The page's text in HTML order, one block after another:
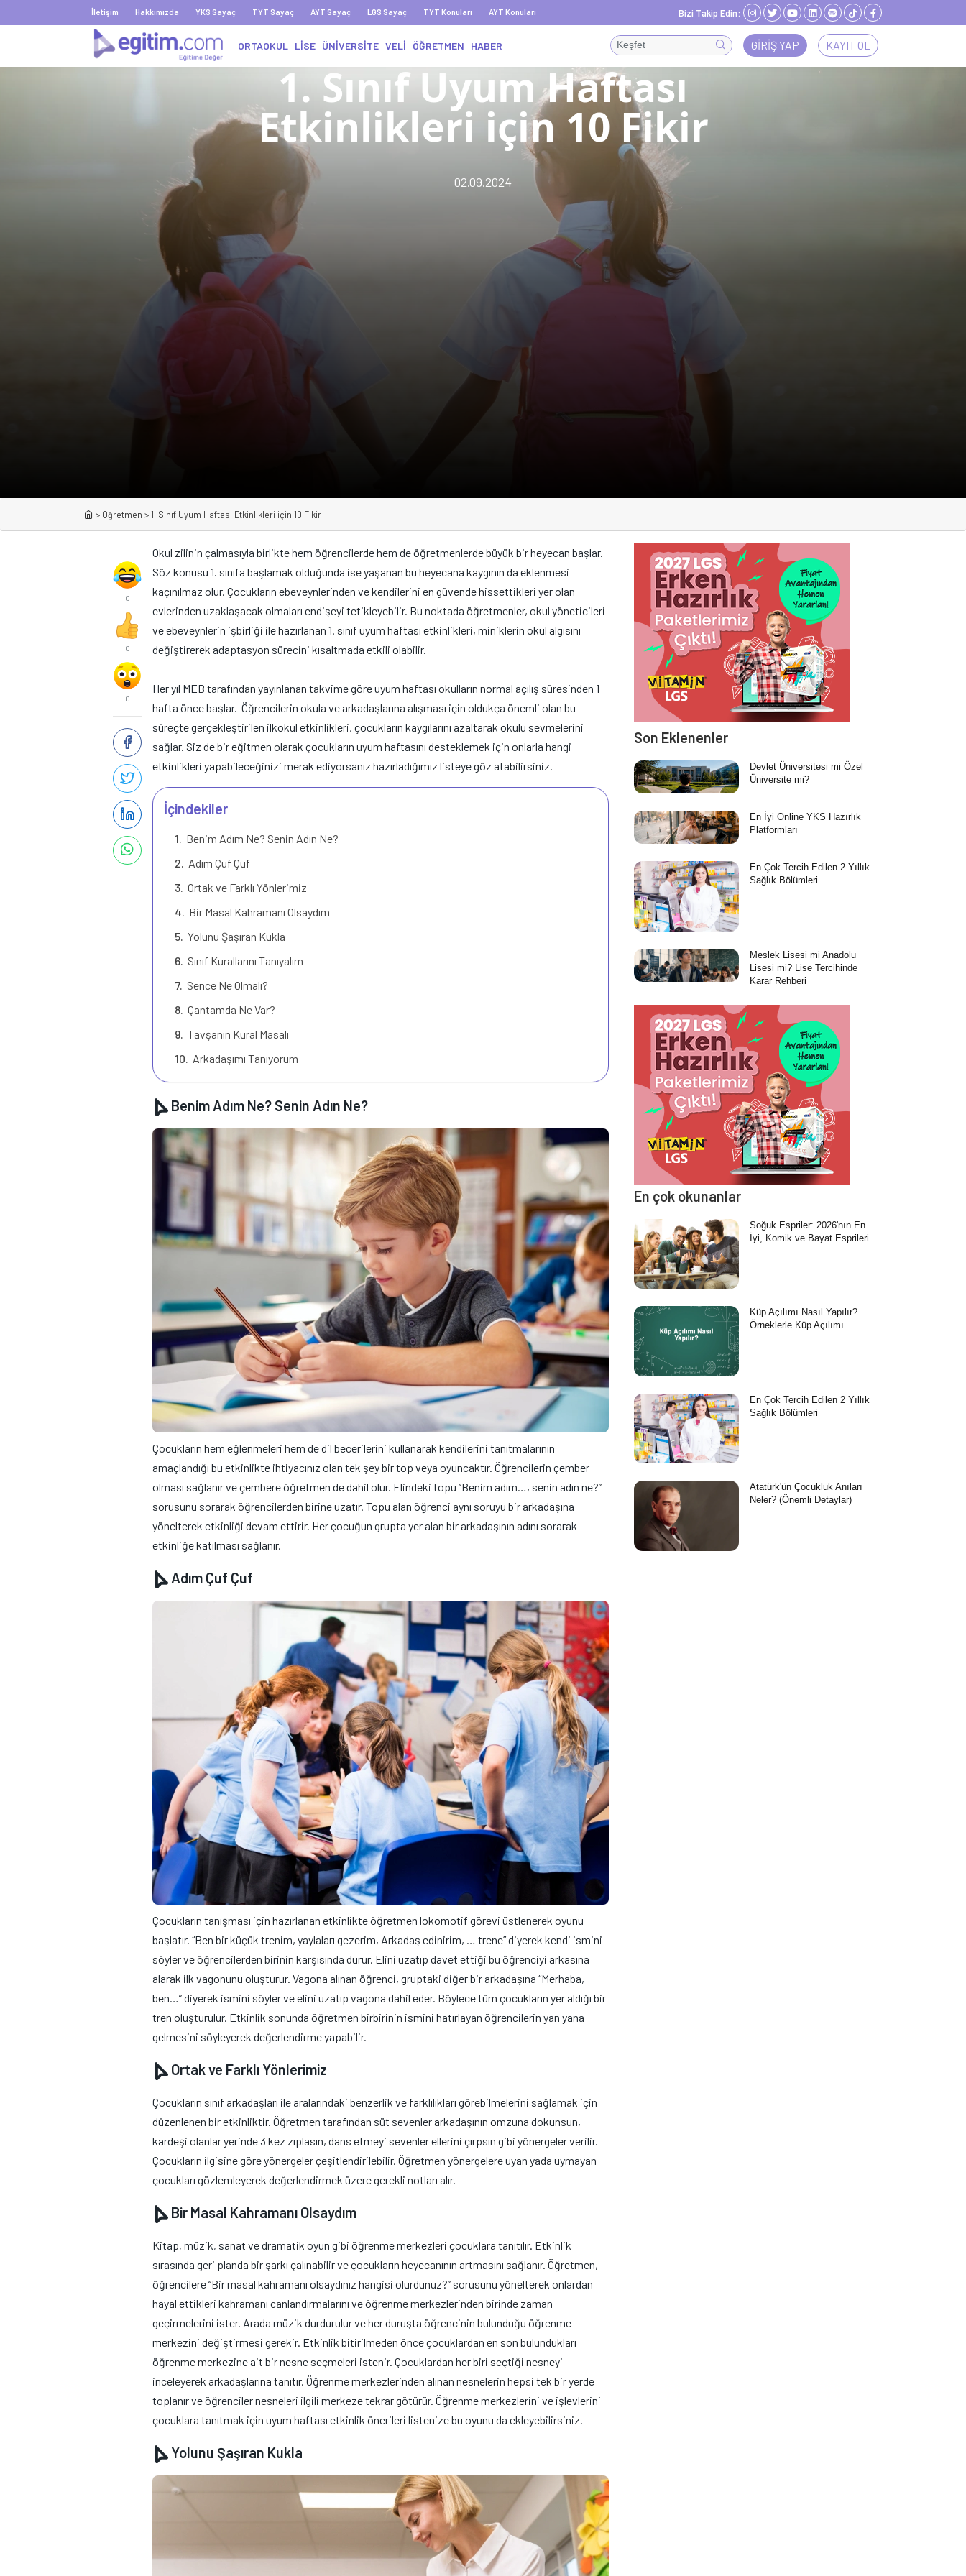
İletişim Hakkımızda YKS Sayaç TYT Sayaç AYT Sayaç LGS Sayaç TYT Konuları AYT Konuları Bizi Takip Edin:
GIRIŞ YAP KAYIT OL
ORTAOKUL LİSE ÜNİVERSİTE VELİ ÖĞRETMEN HABER
1. Sınıf Uyum Haftası
Etkinlikleri için 10 Fikir
02.09.2024
> Öğretmen >1. Sınıf Uyum Haftası Etkinlikleri için 10 Fikir
0
0
0
Okul zilinin çalmasıyla birlikte hem öğrencilerde hem de öğretmenlerde büyük bir heyecan başlar.
Söz konusu 1. sınıfa başlamak olduğunda ise yaşanan bu heyecana kaygının da eklenmesi
kaçınılmaz olur. Çocukların ebeveynlerinden ve kendilerini en güvende hissettikleri yer olan
evlerinden uzaklaşacak olmaları endişeyi tetikleyebilir. Bu noktada öğretmenler, okul yöneticileri
ve ebeveynlerin işbirliği ile hazırlanan 1. sınıf uyum haftası etkinlikleri, miniklerin okul algısını
değiştirerek adaptasyon sürecini kısaltmada etkili olabilir.
Her yıl MEB tarafından yayınlanan takvime göre uyum haftası okulların normal açılış süresinden 1
hafta önce başlar. Öğrencilerin okula ve arkadaşlarına alışması için oldukça önemli olan bu
süreçte gerçekleştirilen ilkokul etkinlikleri, çocukların kaygılarını azaltarak okulu sevmelerini
sağlar. Siz de bir eğitmen olarak çocukların uyum haftasını desteklemek için onlarla hangi
etkinlikleri yapabileceğinizi merak ediyorsanız hazırladığımız listeye göz atabilirsiniz.
İçindekiler
Benim Adım Ne? Senin Adın Ne?
Adım Çuf Çuf
Ortak ve Farklı Yönlerimiz
Bir Masal Kahramanı Olsaydım
Yolunu Şaşıran Kukla
Sınıf Kurallarını Tanıyalım
Sence Ne Olmalı?
Çantamda Ne Var?
Tavşanın Kural Masalı
Arkadaşımı Tanıyorum
Benim Adım Ne? Senin Adın Ne?
Çocukların hem eğlenmeleri hem de dil becerilerini kullanarak kendilerini tanıtmalarının
amaçlandığı bu etkinlikte ihtiyacınız olan tek şey bir top veya oyuncaktır. Öğrencilerin çember
olması sağlanır ve çembere öğretmen de dahil olur. Elindeki topu “Benim adım…, senin adın ne?”
sorusunu sorarak öğrencilerden birine uzatır. Topu alan öğrenci aynı soruyu bir arkadaşına
yönelterek etkinliği devam ettirir. Her çocuğun grupta yer alan bir arkadaşının adını sorarak
etkinliğe katılması sağlanır.
Adım Çuf Çuf
Çocukların tanışması için hazırlanan etkinlikte öğretmen lokomotif görevi üstlenerek oyunu
başlatır. “Ben bir küçük trenim, yaylaları gezerim, Arkadaş edinirim, … trene” diyerek kendi ismini
söyler ve öğrencilerden birinin karşısında durur. Elini uzatıp davet ettiği bu öğrenciyi arkasına
alarak ilk vagonunu oluşturur. Vagona alınan öğrenci, gruptaki diğer bir arkadaşına “Merhaba,
ben…” diyerek ismini söyler ve elini uzatıp vagona dahil eder. Böylece tüm çocukların yer aldığı bir
tren oluşturulur. Etkinlik sonunda öğretmen birbirinin ismini hatırlayan öğrencilerin yan yana
gelmesini söyleyerek değerlendirme yapabilir.
Ortak ve Farklı Yönlerimiz
Çocukların sınıf arkadaşları ile aralarındaki benzerlik ve farklılıkları görebilmelerini sağlamak için
düzenlenen bir etkinliktir. Öğretmen tarafından süt sevenler arkadaşının omzuna dokunsun,
kardeşi olanlar yerinde 3 kez zıplasın, dans etmeyi sevenler ellerini çırpsın gibi yönergeler verilir.
Çocukların ilgisine göre yönergeler çeşitlendirilebilir. Öğretmen yönergelere uyan yada uymayan
çocukları gözlemleyerek değerlendirmek üzere gerekli notları alır.
Bir Masal Kahramanı Olsaydım
Kitap, müzik, sanat ve dramatik oyun gibi öğrenme merkezleri çocuklara tanıtılır. Etkinlik
sırasında geri planda bir şarkı çalınabilir ve çocukların heyecanının artmasını sağlanır. Öğretmen,
öğrencilere “Bir masal kahramanı olsaydınız hangisi olurdunuz?” sorusunu yönelterek onlardan
hayal ettikleri kahramanı canlandırmalarını ve öğrenme merkezlerinden birinde zaman
geçirmelerini ister. Arada müzik durdurulur ve her duruşta öğrencinin bulunduğu öğrenme
merkezini değiştirmesi gerekir. Etkinlik bitirilmeden önce çocuklardan en son bulundukları
öğrenme merkezine ait bir nesne seçmeleri istenir. Çocuklardan her biri seçtiği nesneyi
inceleyerek arkadaşlarına tanıtır. Öğrenme merkezlerinden alınan nesnelerin hepsi tek bir yerde
toplanır ve öğrenciler nesneleri ilgili merkeze tekrar götürür. Öğrenme merkezlerini ve işlevlerini
çocuklara tanıtmak için uyum haftası etkinlik önerileri listenize bu oyunu da ekleyebilirsiniz.
Yolunu Şaşıran Kukla
Son Eklenenler
Devlet Üniversitesi mi Özel
Üniversite mi?
En İyi Online YKS Hazırlık
Platformları
En Çok Tercih Edilen 2 Yıllık
Sağlık Bölümleri
Meslek Lisesi mi Anadolu
Lisesi mi? Lise Tercihinde
Karar Rehberi
En çok okunanlar
Soğuk Espriler: 2026'nın En
İyi, Komik ve Bayat Esprileri
Küp Açılımı Nasıl Yapılır?
Örneklerle Küp Açılımı
En Çok Tercih Edilen 2 Yıllık
Sağlık Bölümleri
Atatürk'ün Çocukluk Anıları
Neler? (Önemli Detaylar)